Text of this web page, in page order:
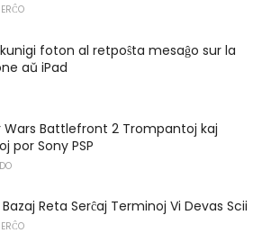
foton al retpoŝta mesaĝo sur la
aŭ iPad
Wars Battlefront 2 Trompantoj kaj
por Sony PSP
Reta Serĉaj Terminoj Vi Devas Scii